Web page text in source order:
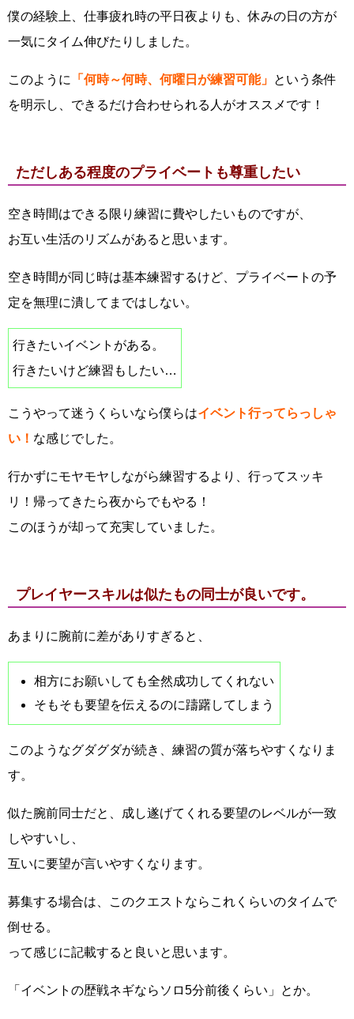
僕の経験上、仕事疲れ時の平日夜よりも、休みの日の方が
一気にタイム伸びたりしました。
このように 「何時～何時、何曜日が練習可能」 という条件
を明示し、できるだけ合わせられる人がオススメです！
ただしある程度のプライベートも尊重したい
空き時間はできる限り練習に費やしたいものですが、
お互い生活のリズムがあると思います。
空き時間が同じ時は基本練習するけど、プライベートの予
定を無理に潰してまではしない。
行きたいイベントがある。
行きたいけど練習もしたい…
こうやって迷うくらいなら僕らはイベント行ってらっしゃ
い！ な感じでした。
行かずにモヤモヤしながら練習するより、行ってスッキ
リ！帰ってきたら夜からでもやる！
このほうが却って充実していました。
プレイヤースキルは似たもの同士が良いです。
あまりに腕前に差がありすぎると、
相方にお願いしても全然成功してくれない
そもそも要望を伝えるのに躊躇してしまう
このようなグダグダが続き、練習の質が落ちやすくなりま
す。
似た腕前同士だと、成し遂げてくれる要望のレベルが一致
しやすいし、
互いに要望が言いやすくなります。
募集する場合は、このクエストならこれくらいのタイムで
倒せる。
って感じに記載すると良いと思います。
「イベントの歴戦ネギならソロ5分前後くらい」とか。